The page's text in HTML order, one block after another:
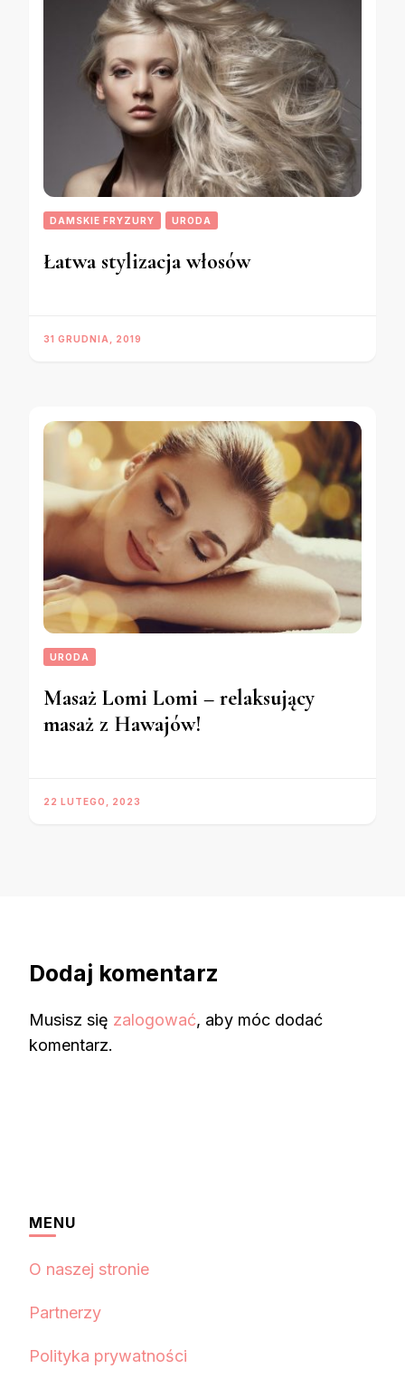
DAMSKIE FRYZURY URODA
Łatwa stylizacja włosów
31 GRUDNIA, 2019
URODA
Masaż Lomi Lomi – relaksujący
masaż z Hawajów!
22 LUTEGO, 2023
Dodaj komentarz
Musisz się zalogować, aby móc dodać
komentarz.
MENU
O naszej stronie
Partnerzy
Polityka prywatności